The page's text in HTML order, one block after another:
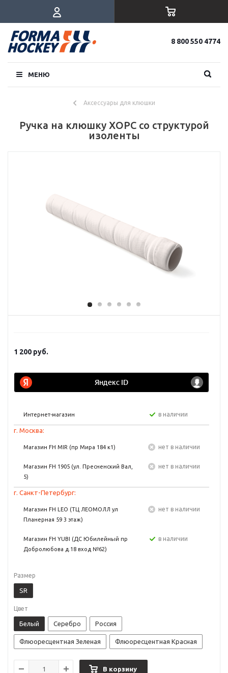
8 800 550 4774
МЕНЮ
Аксессуары для клюшки
Ручка на клюшку ХОРС со структурой
изоленты
1 200 руб.
Интернет-магазин в наличии
г. Москва:
Магазин FH MIR (пр Мира 184 к1) Нет в наличии
Магазин FH 1905 (ул. Пресненский Вал,
5)
Нет в наличии
г. Санкт-Петербург:
Магазин FH LEO (ТЦ ЛЕОМОЛЛ ул
Планерная 59 3 этаж)
Нет в наличии
Магазин FH YUBI (ДС Юбилейный пр
Добролюбова д.18 вход №62)
в наличии
Размер
SR
Цвет
Белый Серебро Россия
Флюоресцентная Зеленая Флюоресцентная Красная
В корзину